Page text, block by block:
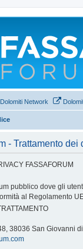
Dolomiti Network
- Trattamento dei
FASSAFORUM
pubblico dove gli
al Regolamento
38036 San Giovanni